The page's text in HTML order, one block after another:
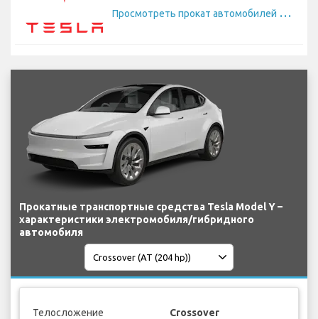
П
росмотреть прокат автомобилей Tesla
Прокатные транспортные средства Tesla Model Y –
характеристики электромобиля/гибридного
автомобиля
Телосложение Crossover